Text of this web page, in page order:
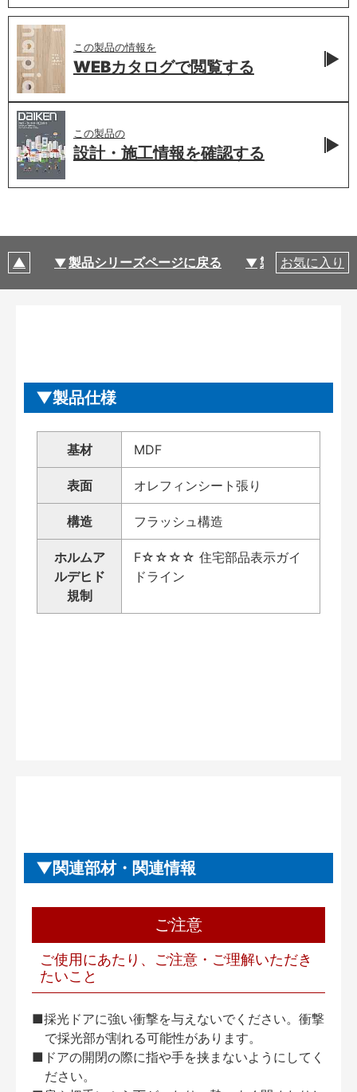
この製品の情報を
WEBカタログで閲覧する
この製品の
設計・施工情報を確認する
製品シリーズページに戻る 製品仕様
お気に入り
製品仕様
基材 MDF
表面 オレフィンシート張り
構造 フラッシュ構造
ホルムア
ルデヒド
規制
F☆☆☆☆ 住宅部品表示ガイ
ドライン
関連部材・関連情報
ご注意
ご使用にあたり、ご注意・ご理解いただき
たいこと
■採光ドアに強い衝撃を与えないでください。衝撃
で採光部が割れる可能性があります。
■ドアの開閉の際に指や手を挟まないようにしてく
ださい。